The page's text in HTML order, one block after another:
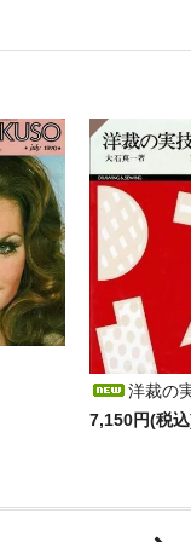
洋裁の
7,150円(税